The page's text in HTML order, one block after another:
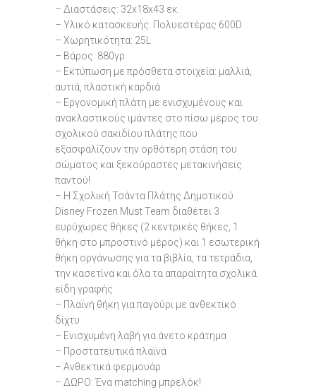
– Διαστάσεις: 32x18x43 εκ.
– Υλικό κατασκευής: Πολυεστέρας 600D
– Χωρητικότητα: 25L
– Βάρος: 880γρ.
– Εκτύπωση με πρόσθετα στοιχεία: μαλλιά,
αυτιά, πλαστική καρδιά
– Εργονομική πλάτη με ενισχυμένους και
ανακλαστικούς ιμάντες στο πίσω μέρος του
σχολικού σακιδίου πλάτης που
εξασφαλίζουν την ορθότερη στάση του
σώματος και ξεκούραστες μετακινήσεις
παντού!
– Η Σχολική Τσάντα Πλάτης Δημοτικού
Disney Frozen Must Team διαθέτει 3
ευρύχωρες θήκες (2 κεντρικές θήκες, 1
θήκη στο μπροστινό μέρος) και 1 εσωτερική
θήκη οργάνωσης για τα βιβλία, τα τετράδια,
την κασετίνα και όλα τα απαραίτητα σχολικά
είδη γραφής
– Πλαϊνή θήκη για παγούρι με ανθεκτικό
δίχτυ
– Ενισχυμένη λαβή για άνετο κράτημα
– Προστατευτικά πλαϊνά
– Ανθεκτικά φερμουάρ
– ΔΩΡΟ: Ένα matching μπρελόκ!